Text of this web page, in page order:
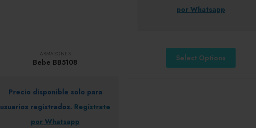
ARMAZONES
Bebe BB5108
Precio disponible solo para
usuarios registrados. Regístrate
por Whatsapp
por Whatsapp
Select Options